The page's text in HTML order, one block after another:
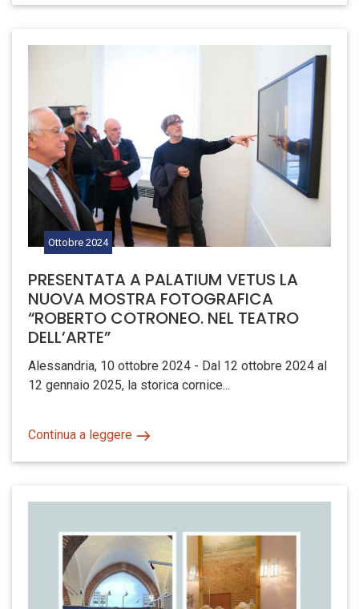
Ottobre 2024
PRESENTATA A PALATIUM VETUS LA
NUOVA MOSTRA FOTOGRAFICA
“ROBERTO COTRONEO. NEL TEATRO
DELL’ARTE”
Alessandria, 10 ottobre 2024 - Dal 12 ottobre 2024 al
12 gennaio 2025, la storica cornice...
Continua a leggere